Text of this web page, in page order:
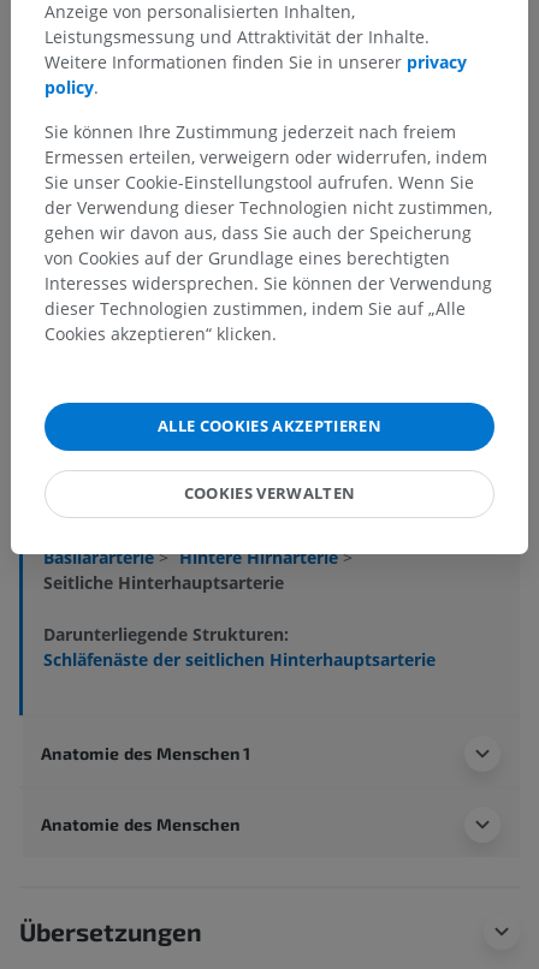
Anatomie des Menschen 2
Menschlicher Körper
Herz-Kreislauf-System> Systemische Arterien
Basilararterie> Hintere Hirnarterie>
Seitliche Hinterhauptsarterie
Darunterliegende Strukturen:
Schläfenäste der seitlichen Hinterhauptsarterie
Anatomie des Menschen 1
Anatomie des Menschen
Übersetzungen
Anzeige von personalisierten Inhalten,
Leistungsmessung und Attraktivität der Inhalte.
Weitere Informationen finden Sie in unserer privacy
policy.
Sie können Ihre Zustimmung jederzeit nach freiem
Ermessen erteilen, verweigern oder widerrufen, indem
Sie unser Cookie-Einstellungstool aufrufen. Wenn Sie
der Verwendung dieser Technologien nicht zustimmen,
gehen wir davon aus, dass Sie auch der Speicherung
von Cookies auf der Grundlage eines berechtigten
Interesses widersprechen. Sie können der Verwendung
dieser Technologien zustimmen, indem Sie auf „Alle
Cookies akzeptieren“ klicken.
ALLE COOKIES AKZEPTIEREN
COOKIES VERWALTEN